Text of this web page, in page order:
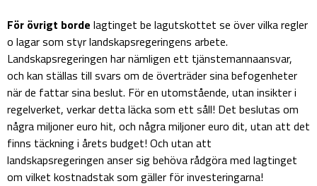
För övrigt borde lagtinget be lagutskottet se över vilka regler
o lagar som styr landskapsregeringens arbete.
Landskapsregeringen har nämligen ett tjänstemannaansvar,
och kan ställas till svars om de överträder sina befogenheter
när de fattar sina beslut. För en utomstående, utan insikter i
regelverket, verkar detta läcka som ett såll! Det beslutas om
några miljoner euro hit, och några miljoner euro dit, utan att det
finns täckning i årets budget! Och utan att
landskapsregeringen anser sig behöva rådgöra med lagtinget
om vilket kostnadstak som gäller för investeringarna!